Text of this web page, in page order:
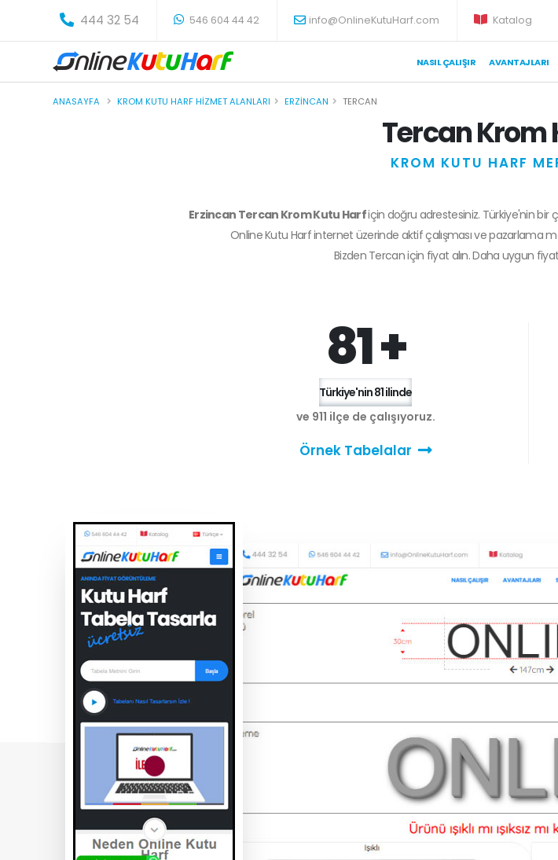
444 32 54 546 604 44 42 info@OnlineKutuHarf.com Katalog
NASIL ÇALIŞIR AVANTAJLARI
ANASAYFA KROM KUTU HARF HIZMET ALANLARI ERZINCAN TERCAN
Tercan Krom
KROM KUTU HARF
Erzincan Tercan Krom Kutu Harfiçin doğru adrestesiniz. Türkiye'nin bir
Online Kutu Harf internet üzerinde aktif çalışması ve pazarlama
Bizden Tercaniçin fiyat alın. Daha uygun
81 +
Türkiye'nin 81 ilinde
ve 911 ilçe de çalışıyoruz.
Örnek Tabelalar